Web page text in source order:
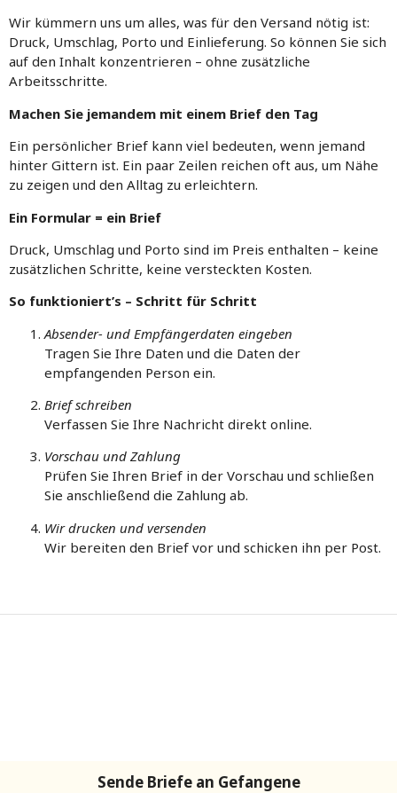
Wir kümmern uns um alles, was für den Versand nötig ist:
Druck, Umschlag, Porto und Einlieferung. So können Sie sich
auf den Inhalt konzentrieren – ohne zusätzliche
Arbeitsschritte.
Machen Sie jemandem mit einem Brief den Tag
Ein persönlicher Brief kann viel bedeuten, wenn jemand
hinter Gittern ist. Ein paar Zeilen reichen oft aus, um Nähe
zu zeigen und den Alltag zu erleichtern.
Ein Formular = ein Brief
Druck, Umschlag und Porto sind im Preis enthalten – keine
zusätzlichen Schritte, keine versteckten Kosten.
So funktioniert’s – Schritt für Schritt
Absender- und Empfängerdaten eingeben
Tragen Sie Ihre Daten und die Daten der
empfangenden Person ein.
Brief schreiben
Verfassen Sie Ihre Nachricht direkt online.
Vorschau und Zahlung
Prüfen Sie Ihren Brief in der Vorschau und schließen
Sie anschließend die Zahlung ab.
Wir drucken und versenden
Wir bereiten den Brief vor und schicken ihn per Post.
Sende Briefe an Gefangene